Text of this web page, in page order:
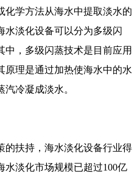
化学方法从海水中提取淡水的
水淡化设备可以分为多级闪
，多级闪蒸技术是目前应用
原理是通过加热使海水中的水
冷凝成淡水。
的扶持，海水淡化设备行业得
水淡化市场规模已超过100亿